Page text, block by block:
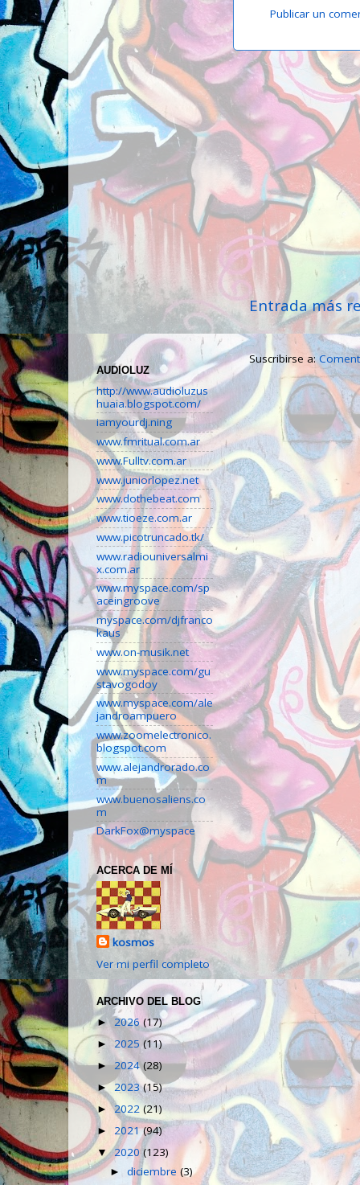
Publicar un
Entrada más
Suscribirse a:
AUDIOLUZ
http://www.audioluzus
huaia.blogspot.com/
iamyourdj.ning
www.fmritual.com.ar
www.Fulltv.com.ar
www.juniorlopez.net
www.dothebeat.com
www.tioeze.com.ar
www.picotruncado.tk/
www.radiouniversalmi
x.com.ar
www.myspace.com/sp
aceingroove
myspace.com/djfranco
kaus
www.on-musik.net
www.myspace.com/gu
stavogodoy
www.myspace.com/ale
jandroampuero
www.zoomelectronico.
blogspot.com
www.alejandrorado.co
m
www.buenosaliens.co
m
DarkFox@myspace
ACERCA DE MÍ
kosmos
Ver mi perfil completo
ARCHIVO DEL BLOG
► 2026(17)
► 2025(11)
► 2024(28)
► 2023(15)
►2022(21)
► 2021(94)
▼2020(123)
►diciembre(3)